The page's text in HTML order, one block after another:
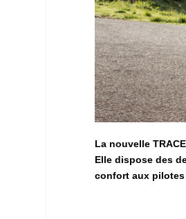
La nouvelle
Elle dispose des
confort aux pilotes